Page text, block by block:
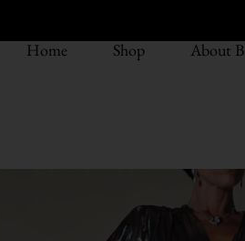
Home Shop About B